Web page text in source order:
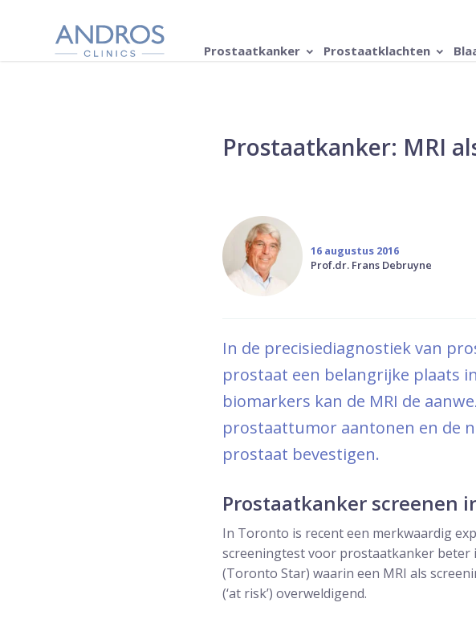
Prostaatkanker Prostaatklachten
Prostaatkanker: MRI
16 augustus 2016
Prof.dr. Frans Debruyne
In de precisiediagnostiek van
prostaat een belangrijke plaats
biomarkers kan de MRI de
prostaattumor aantonen en de
prostaat bevestigen.
Prostaatkanker screenen
In Toronto is recent een merkwaardig
screeningtest voor prostaatkanker beter
(Toronto Star) waarin een MRI als
(‘at risk’) overweldigend.